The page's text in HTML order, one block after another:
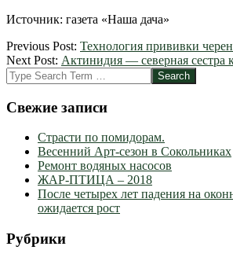
Источник: газета «Наша дача»
2012-
03-
26
Previous Post: Технология прививки
Next Post: Актинидия — северная сестра
Search
Свежие записи
Страсти по помидорам.
Весенний Арт-сезон в Сокольниках
Ремонт водяных насосов
ЖАР-ПТИЦА – 2018
После четырех лет падения на
ожидается рост
Рубрики